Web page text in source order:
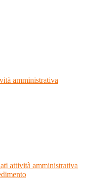
amministrativa
attività amministrativa